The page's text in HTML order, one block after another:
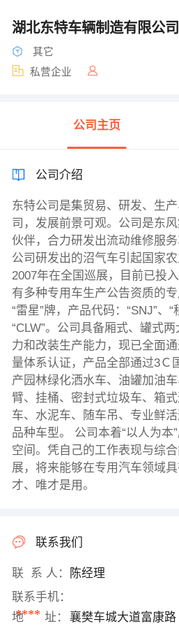
湖北东特车辆制造有限公司
其它
私营企业
公司主页
公司介绍
东特公司是集贸易、研发、生
司，发展前景可观。公司是东
伙伴，合力研发出流动维修服
公司研发出的沼气车引起国家
2007年在全国巡展，目前已投
有多种专用车生产公告资质的
“雷星”牌，产品代码：“SNJ”、“
“CLW”。公司具备厢式、罐式
力和改装生产能力，现已全面
量体系认证，产品全部通过3Ｃ
产园林绿化洒水车、油罐加油
臂、挂桶、密封式垃圾车、箱
车、水泥车、随车吊、专业鲜
品种车型。 公司本着“以人为本
空间。凭自己的工作表现与综
展，将来能够在专用汽车领域
才、唯才是用。
联系我们
联 系 人：
陈经理
联系手机：
****
地 址： 襄樊车城大道富康路